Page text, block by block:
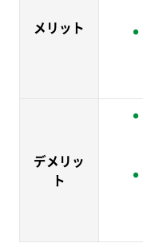
メリット
デメリッ
ト